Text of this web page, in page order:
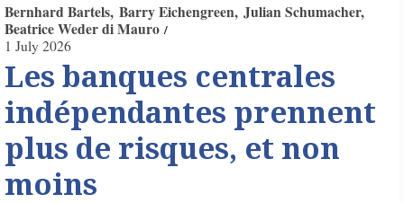
Bernhard Bartels Barry Eichengreen Julian Schumacher
Beatrice Weder di Mauro
1 July 2026
Les banques centrales
indépendantes prennent
plus de risques, et non
moins